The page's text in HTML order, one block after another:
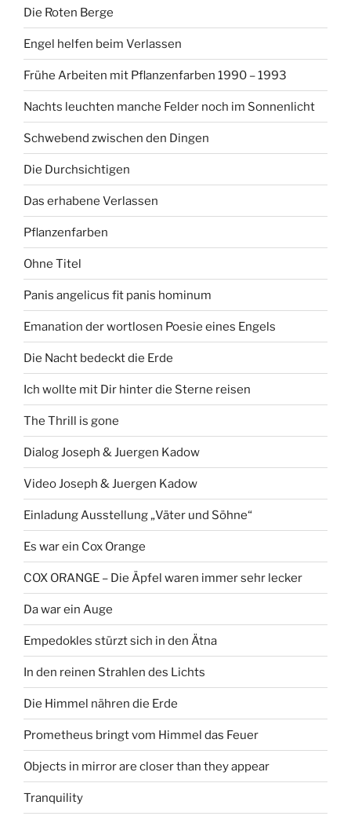
Die Roten Berge
Engel helfen beim Verlassen
Frühe Arbeiten mit Pflanzenfarben 1990 – 1993
Nachts leuchten manche Felder noch im Sonnenlicht
Schwebend zwischen den Dingen
Die Durchsichtigen
Das erhabene Verlassen
Pflanzenfarben
Ohne Titel
Panis angelicus fit panis hominum
Emanation der wortlosen Poesie eines Engels
Die Nacht bedeckt die Erde
Ich wollte mit Dir hinter die Sterne reisen
The Thrill is gone
Dialog Joseph & Juergen Kadow
Video Joseph & Juergen Kadow
Einladung Ausstellung „Väter und Söhne“
Es war ein Cox Orange
COX ORANGE – Die Äpfel waren immer sehr lecker
Da war ein Auge
Empedokles stürzt sich in den Ätna
In den reinen Strahlen des Lichts
Die Himmel nähren die Erde
Prometheus bringt vom Himmel das Feuer
Objects in mirror are closer than they appear
Tranquility